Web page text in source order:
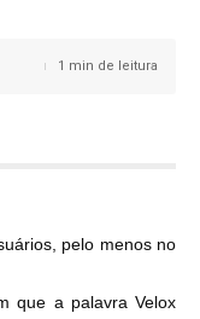
1 min de leitura
pelo menos no
que a palavra Velox